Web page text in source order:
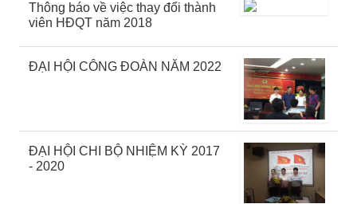
Thông báo về việc thay đổi thành
viên HĐQT năm 2018
ĐẠI HỘI CÔNG ĐOÀN NĂM 2022
ĐẠI HỘI CHI BỘ NHIỆM KỲ 2017
- 2020